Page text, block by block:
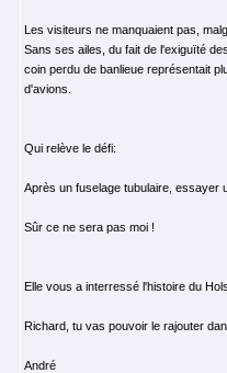
Les visiteurs ne manquaient pas,
Sans ses ailes, du fait de l'exiguïté
coin perdu de banlieue représentait
d'avions.
Qui relève le défi:
Après un fuselage tubulaire, essayer
Sûr ce ne sera pas moi !
Elle vous a interressé l'histoire du
Richard, tu vas pouvoir le rajouter
André